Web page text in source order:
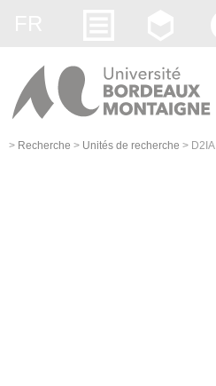
> Recherche > Unités de recherche > D2IA